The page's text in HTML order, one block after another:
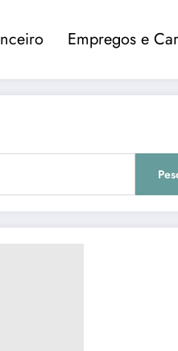
Empregos e